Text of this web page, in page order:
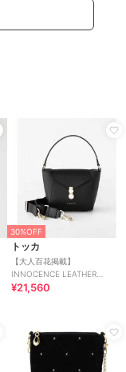
30%OFF
トッカ
【大人百花掲載】
INNOCENCE LEATHER
POCHETTE ポシェットバッグ
¥21,560